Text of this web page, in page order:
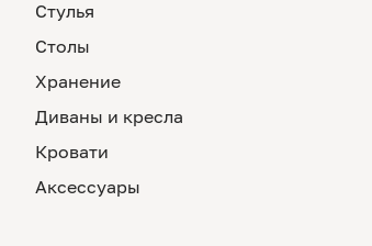
Стулья
Столы
Хранение
Диваны и кресла
Кровати
Аксессуары